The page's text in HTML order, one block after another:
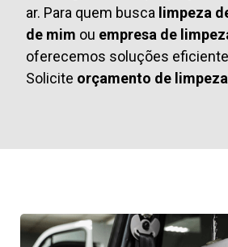
ar. Para quem busca limpeza
de mim ou empresa de
oferecemos soluções
Solicite orçamento de